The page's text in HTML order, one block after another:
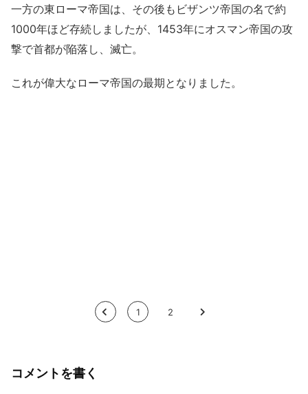
一方の東ローマ帝国は、その後もビザンツ帝国の名で約
1000年ほど存続しましたが、1453年にオスマン帝国の攻
撃で首都が陥落し、滅亡。
これが偉大なローマ帝国の最期となりました。
< 1 2 >
コメントを書く